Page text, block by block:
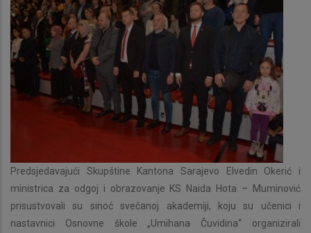
Predsjedavajući Skupštine Kantona Sarajevo Elvedin Okerić i
ministrica za odgoj i obrazovanje KS Naida Hota – Muminović
prisustvovali su sinoć svečanoj akademiji, koju su učenici i
nastavnici Osnovne škole „Umihana Čuvidina“ organizirali